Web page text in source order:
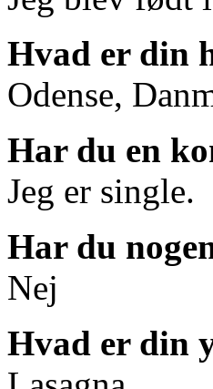
Hvad er din
Odense,
Har du en
Jeg er single.
Har du
Nej
Hvad er din